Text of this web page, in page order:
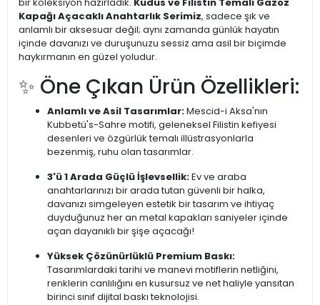
bir koleksiyon hazırladık. Kudüs ve Filistin Temalı Gazoz
Kapağı Açacaklı Anahtarlık Serimiz, sadece şık ve
anlamlı bir aksesuar değil; aynı zamanda günlük hayatın
içinde davanızı ve duruşunuzu sessiz ama asil bir biçimde
haykırmanın en güzel yoludur.
✨ Öne Çıkan Ürün Özellikleri:
Anlamlı ve Asil Tasarımlar:Mescid-i Aksa'nın
Kubbetü's-Sahre motifi, geleneksel Filistin kefiyesi
desenleri ve özgürlük temalı illüstrasyonlarla
bezenmiş, ruhu olan tasarımlar.
3'ü 1 Arada Güçlü İşlevsellik:Ev ve araba
anahtarlarınızı bir arada tutan güvenli bir halka,
davanızı simgeleyen estetik bir tasarım ve ihtiyaç
duyduğunuz her an metal kapakları saniyeler içinde
açan dayanıklı bir şişe açacağı!
Yüksek Çözünürlüklü Premium Baskı:
Tasarımlardaki tarihi ve manevi motiflerin netliğini,
renklerin canlılığını en kusursuz ve net haliyle yansıtan
birinci sınıf dijital baskı teknolojisi.